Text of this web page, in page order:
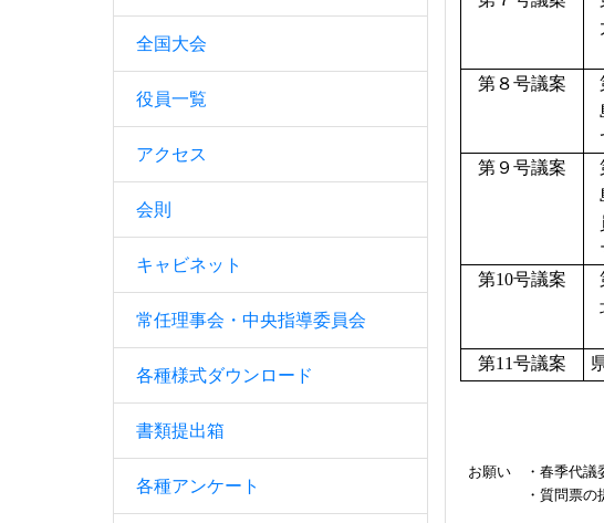
全国大会
役員一覧
アクセス
会則
キャビネット
常任理事会・中央指導委員会
各種様式ダウンロード
書類提出箱
各種アンケート
第８号議案
第９号議案
第10号議案
第11号議案
質問票
お願い ・春季代議
・質問票の提出